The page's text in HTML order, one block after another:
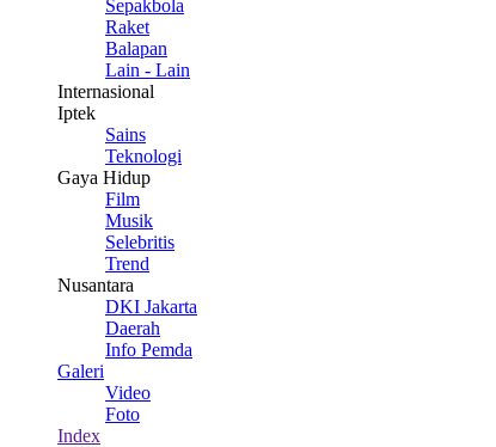
Sepakbola
Raket
Balapan
Lain - Lain
Internasional
Iptek
Sains
Teknologi
Gaya Hidup
Film
Musik
Selebritis
Trend
Nusantara
DKI Jakarta
Daerah
Info Pemda
Galeri
Video
Foto
Index